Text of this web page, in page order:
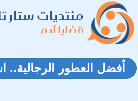
منتديات ستار
قضايا آدم
أفضل العطور الرجالية..